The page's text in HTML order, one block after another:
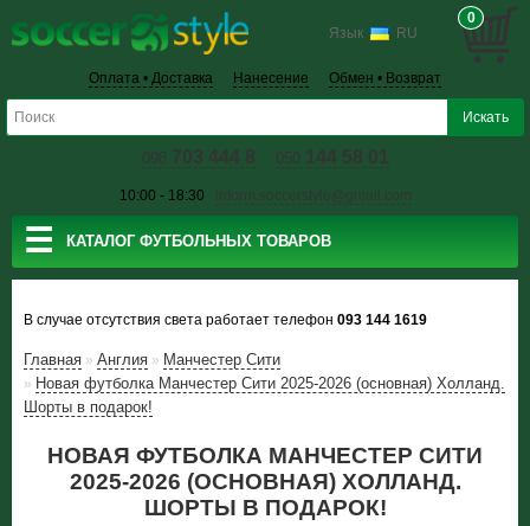
Язык RU
0
Оплата • Доставка Нанесение Обмен • Возврат
098 703 444 8 050 144 58 01
10:00 - 18:30 inform.soccerstyle@gmail.com
☰ КАТАЛОГ ФУТБОЛЬНЫХ ТОВАРОВ
В случае отсутствия света работает телефон 093 144 1619
Главная » Англия » Манчестер Сити
» Новая футболка Манчестер Сити 2025-2026 (основная) Холланд.
Шорты в подарок!
НОВАЯ ФУТБОЛКА МАНЧЕСТЕР СИТИ
2025-2026 (ОСНОВНАЯ) ХОЛЛАНД.
ШОРТЫ В ПОДАРОК!